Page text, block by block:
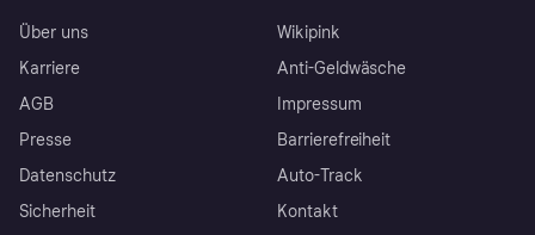
Über uns
Karriere
AGB
Presse
Datenschutz
Sicherheit
Wikipink
Anti-Geldwäsche
Impressum
Barrierefreiheit
Auto-Track
Kontakt